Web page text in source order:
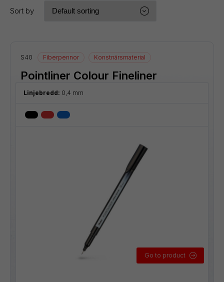
Sort by
S40 Fiberpennor Konstnärsmaterial
Pointliner Colour Fineliner
Linjebredd: 0,4 mm
Go to product